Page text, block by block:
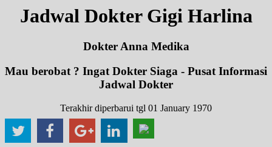
Jadwal Dokter Gigi Harlina
Dokter Anna Medika
Mau berobat ? Ingat Dokter Siaga - Pusat Informasi
Jadwal Dokter
Terakhir diperbarui tgl 01 January 1970